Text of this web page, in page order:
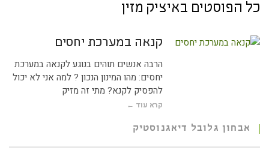
כל הפוסטים ב איציק מזין
קנאה במערכת יחסים
הרבה אנשים תוהים בנוגע לקנאה במערכת
יחסים: מהו המינון הנכון ? למה אני לא יכול
להפסיק לקנא? מתי זה מזיק
קרא עוד ←
אבחון גלובל דיאגנוסטיק